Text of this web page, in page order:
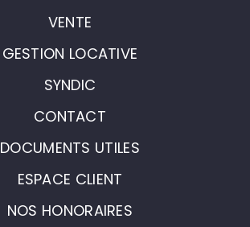
VENTE
GESTION LOCATIVE
SYNDIC
CONTACT
DOCUMENTS UTILES
ESPACE CLIENT
NOS HONORAIRES